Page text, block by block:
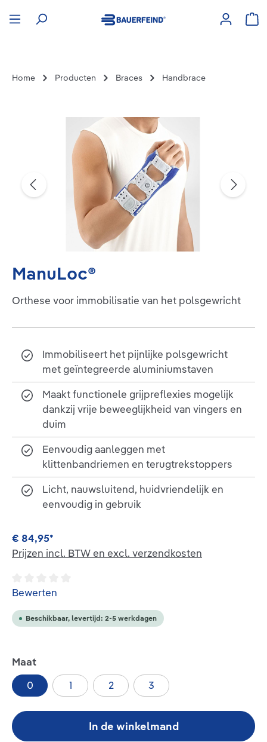
Home Producten Braces Handbrace
Afbeeldingengalerij overslaan
ManuLoc®
Orthese voor immobilisatie van het polsgewricht
Immobiliseert het pijnlijke polsgewricht
met geïntegreerde aluminiumstaven
Maakt functionele grijpreflexies mogelijk
dankzij vrije beweeglijkheid van vingers en
duim
Eenvoudig aanleggen met
klittenbandriemen en terugtrekstoppers
Licht, nauwsluitend, huidvriendelijk en
eenvoudig in gebruik
€ 84,95*
Prijzen incl. BTW en excl. verzendkosten
Gemiddelde waardering van 0 van 5 sterren
Bewerten
Beschikbaar, levertijd: 2-5 werkdagen
Selecteer
Maat
0
1 2 3
In de winkelmand